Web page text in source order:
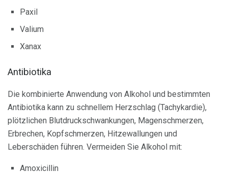
Paxil
Valium
Xanax
Antibiotika
Die kombinierte Anwendung von Alkohol und bestimmten
Antibiotika kann zu schnellem Herzschlag (Tachykardie),
plötzlichen Blutdruckschwankungen, Magenschmerzen,
Erbrechen, Kopfschmerzen, Hitzewallungen und
Leberschäden führen. Vermeiden Sie Alkohol mit:
Amoxicillin